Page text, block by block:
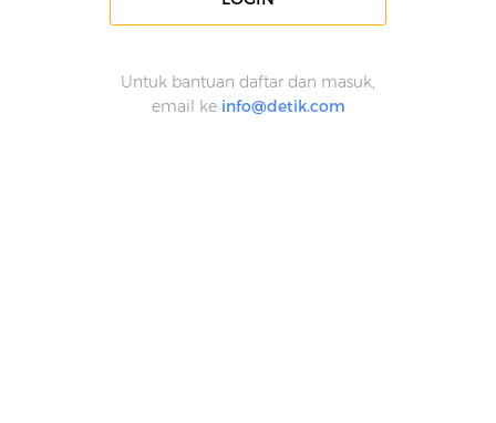
Untuk bantuan daftar dan masuk,
email ke info@detik.com